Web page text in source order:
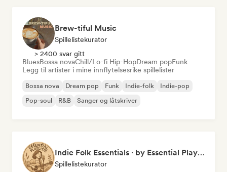
Brew-tiful Music
Spillelistekurator
> 2400 svar gitt
BluesBossa novaChill/Lo-fi Hip-HopDream popFunk
Legg til artister i mine innflytelsesrike spillelister
Bossa nova Dream pop Funk Indie-folk
Indie-pop
Pop-soul
R&B Sanger og låtskriver
Indie Folk Essentials · by Essential Playlists
Spillelistekurator